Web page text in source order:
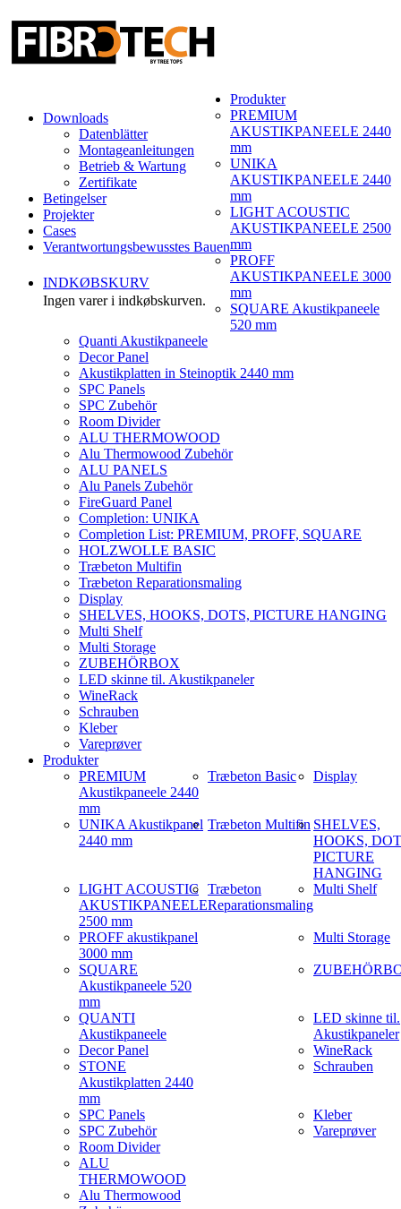
Downloads
Datenblätter
Montageanleitungen
Betrieb & Wartung
Zertifikate
Betingelser
Projekter
Cases
Verantwortungsbewusstes Bauen
INDKØBSKURV
Ingen varer i indkøbskurven.
Produkter
PREMIUM
AKUSTIKPANEELE 2440
mm
UNIKA
AKUSTIKPANEELE 2440
mm
LIGHT ACOUSTIC
AKUSTIKPANEELE 2500
mm
PROFF
AKUSTIKPANEELE 3000
mm
SQUARE Akustikpaneele
520 mm
Quanti Akustikpaneele
Decor Panel
Akustikplatten in Steinoptik 2440 mm
SPC Panels
SPC Zubehör
Room Divider
ALU THERMOWOOD
Alu Thermowood Zubehör
ALU PANELS
Alu Panels Zubehör
FireGuard Panel
Completion: UNIKA
Completion List: PREMIUM, PROFF, SQUARE
HOLZWOLLE BASIC
Træbeton Multifin
Træbeton Reparationsmaling
Display
SHELVES, HOOKS, DOTS, PICTURE HANGING
Multi Shelf
Multi Storage
ZUBEHÖRBOX
LED skinne til. Akustikpaneler
WineRack
Schrauben
Kleber
Vareprøver
Produkter
PREMIUM
Akustikpaneele 2440
mm
UNIKA Akustikpanel
2440 mm
LIGHT ACOUSTIC
AKUSTIKPANEELE
2500 mm
PROFF akustikpanel
3000 mm
SQUARE
Akustikpaneele 520
mm
QUANTI
Akustikpaneele
Decor Panel
STONE
Akustikplatten 2440
mm
SPC Panels
SPC Zubehör
Room Divider
ALU
THERMOWOOD
Alu Thermowood
Træbeton Basic
Træbeton Multifin
Træbeton
Reparationsmaling
Display
SHELVES,
HOOKS,
PICTURE
HANGING
Multi Shelf
Multi Storage
LED skinne til.
Akustikpaneler
WineRack
Schrauben
Kleber
Vareprøver